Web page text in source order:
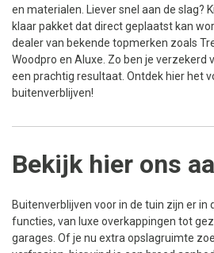
en materialen. Liever snel aan de slag?
klaar pakket dat direct geplaatst kan
dealer van bekende topmerken zoals
Woodpro en Aluxe. Zo ben je verzekerd
een prachtig resultaat. Ontdek hier het
buitenverblijven!
Bekijk hier ons
Buitenverblijven voor in de tuin zijn er in
functies, van luxe overkappingen tot
garages. Of je nu extra opslagruimte